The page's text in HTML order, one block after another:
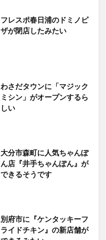
フレスポ春日浦のドミノピ
ザが閉店したみたい
わさだタウンに「マジック
ミシン」がオープンするら
しい
大分市森町に人気ちゃんぽ
ん店『井手ちゃんぽん』が
できるそうです
別府市に『ケンタッキーフ
ライドチキン』の新店舗が